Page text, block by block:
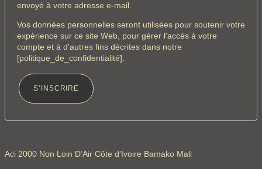
envoyé à votre adresse e-mail.
Vos données personnelles seront utilisées pour soutenir votre
expérience sur ce site Web, pour gérer l'accès à votre
compte et à d'autres fins décrites dans notre
[politique_de_confidentialité].
S’INSCRIRE
Aci 2000 Non Loin D’Air Côte d’Ivoire Bamako Mali